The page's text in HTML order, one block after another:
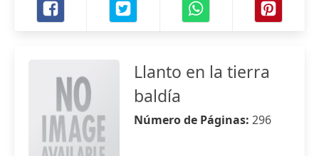
Llanto en la tierra
baldía
Número de Páginas: 296